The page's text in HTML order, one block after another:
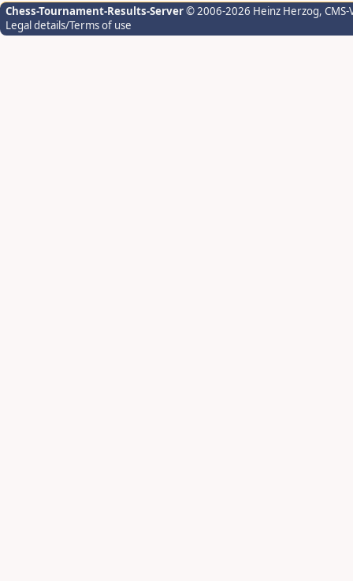
Chess-Tournament-Results-Server© 2006-2026 Heinz Herzog,
Legal details/Terms of use